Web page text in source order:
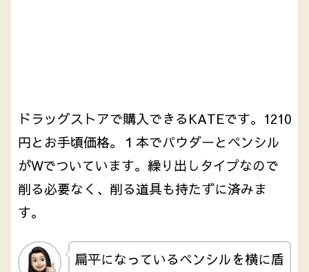
ドラッグストアで購入できるKATEです。1210
円とお手頃価格。１本でパウダーとペンシル
がWでついています。繰り出しタイプなので
削る必要なく、削る道具も持たずに済みま
す。
扁平になっているペンシルを横に盾